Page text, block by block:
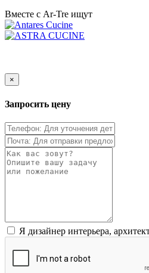
Вместе с Ar-Tre ищут
×
Запросить цену
Я дизайнер интерьера,